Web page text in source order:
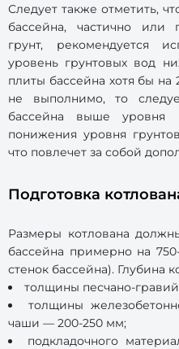
Следует также отметить,
бассейна, частично или
грунт, рекомендуется
уровень грунтовых вод
плиты бассейна хотя бы
не выполнимо, то
бассейна выше уровня
понижения уровня
что повлечет за собой
Подготовка
Размеры котлована
бассейна примерно на
стенок бассейна). Глубина
толщины песчано-
толщины
чаши — 200-250 мм;
подкладочного